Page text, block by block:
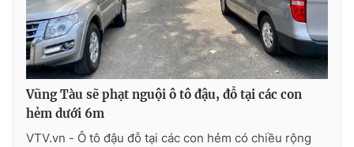
thuận bằng văn bản. Ghi rõ nguồn VTV.vn khi phát hành lại
thông tin từ website này.
Vũng Tàu sẽ phạt nguội ô tô đậu, đỗ tại các con
hẻm dưới 6m
VTV.vn - Ô tô đậu đỗ tại các con hẻm có chiều rộng